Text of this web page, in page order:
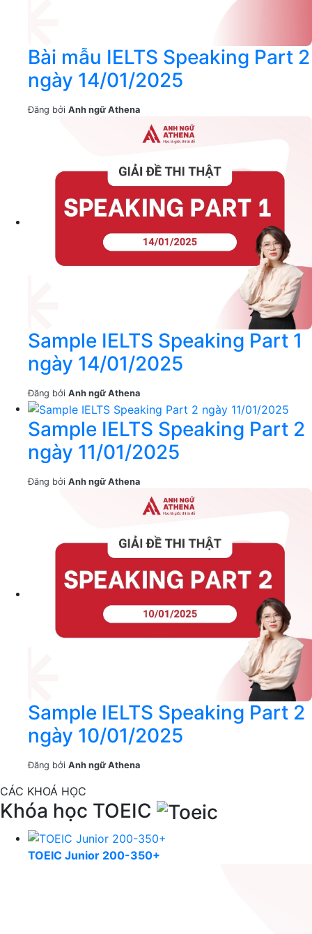
Bài mẫu IELTS Speaking Part 2
ngày 14/01/2025
Đăng bởi Anh ngữ Athena
Sample IELTS Speaking Part 1
ngày 14/01/2025
Đăng bởi Anh ngữ Athena
Sample IELTS Speaking Part 2
ngày 11/01/2025
Đăng bởi Anh ngữ Athena
Sample IELTS Speaking Part 2
ngày 10/01/2025
Đăng bởi Anh ngữ Athena
CÁC KHOÁ HỌC
Khóa học TOEIC
TOEIC Junior 200-350+